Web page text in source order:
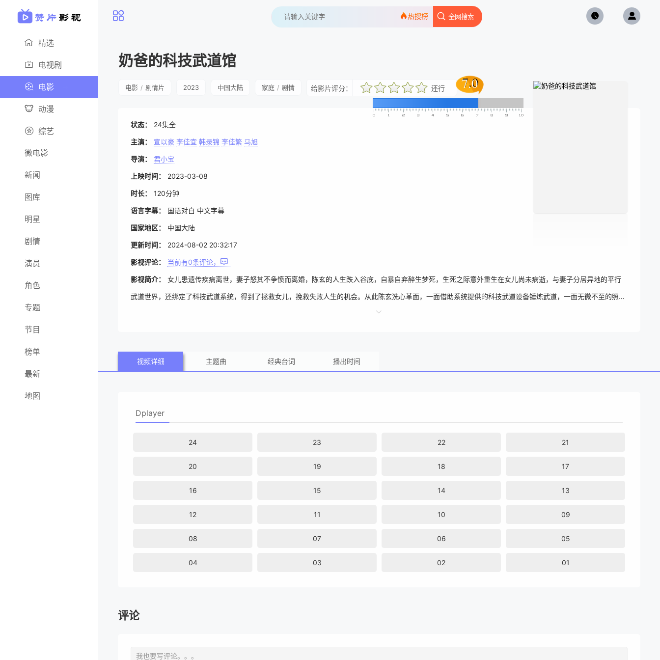
精选
电视剧
电影
动漫
综艺
微电影
新闻
图库
明星
剧情
演员
角色
专题
节目
榜单
最新
地图
全网搜索
热搜榜
7.0
7.0
奶爸的科技武道馆
电影 / 剧情片 2023 中国大陆 家庭 / 剧情 给影片评分：
很差较差还行 推荐力荐 还行
状态： 24集全
主演： 宣以豪 李佳宜 韩录锦 李佳繁 马旭
导演： 君小宝
上映时间： 2023-03-08
时长： 120分钟
语言字幕： 国语对白 中文字幕
国家地区： 中国大陆
更新时间： 2024-08-02 20:32:17
影视评论： 当前有0条评论，
影视简介： 女儿患遗传疾病离世，妻子怒其不争愤而离婚，陈玄的人生跌入谷底，自暴自弃醉生梦死，生死之际意外重生在女儿尚未病逝，与妻子分居异地的平行
武道世界，还绑定了科技武道系统，得到了拯救女儿，挽救失败人生的机会。从此陈玄洗心革面，一面借助系统提供的科技武道设备锤炼武道，一面无微不至的照顾
女儿。不仅收下一众高徒，还暗地里帮妻子惩戒小人，在人生逆袭的路上扮猪吃虎一路狂奔。
视频详细 主题曲 经典台词 播出时间
Dplayer
24 23 22 21
20 19 18 17
16 15 14 13
12 11 10 09
08 07 06 05
04 03 02 01
评论